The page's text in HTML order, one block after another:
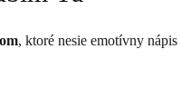
, ktoré nesie emotívny nápis